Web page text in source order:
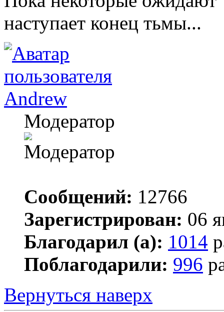
наступает конец тьмы...
Andrew
Модератор
Сообщений: 12766
Зарегистрирован: 06
Благодарил (а): 1014
Поблагодарили: 996
Вернуться наверх